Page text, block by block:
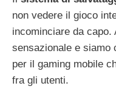
non vedere il gioco
incominciare da capo.
sensazionale e siamo
per il gaming mobile
fra gli utenti.